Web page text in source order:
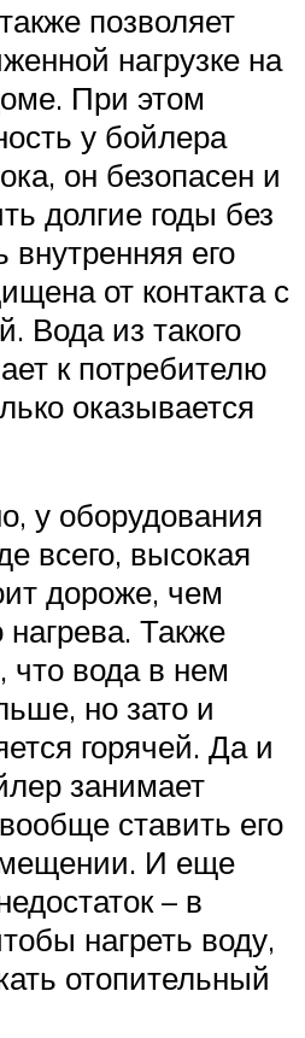
позволяет
нагрузке на
При этом
у бойлера
он безопасен и
долгие годы без
внутренняя его
от контакта с
Вода из такого
к потребителю
оказывается
у оборудования
всего, высокая
дороже, чем
Также
что вода в нем
но зато и
горячей. Да и
занимает
ставить его
И еще
– в
нагреть воду,
отопительный